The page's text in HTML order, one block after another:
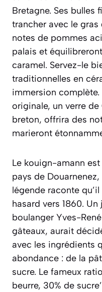
Bretagne. Ses bulles
trancher avec le
notes de pommes
palais et
caramel. Servez-le
traditionnelles en
immersion complète.
originale, un verre de
breton, offrira des
marieront
Le kouign-amann
pays de
légende raconte
hasard vers 1860.
boulanger Yves-
gâteaux, aurait
avec les ingrédients
abondance : de la
sucre. Le fameux
beurre, 30% de